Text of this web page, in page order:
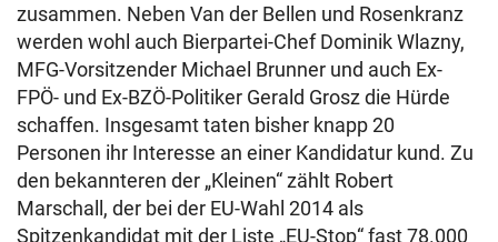
zusammen. Neben Van der Bellen und Rosenkranz
werden wohl auch Bierpartei-Chef Dominik Wlazny,
MFG-Vorsitzender Michael Brunner und auch Ex-
FPÖ- und Ex-BZÖ-Politiker Gerald Grosz die Hürde
schaffen. Insgesamt taten bisher knapp 20
Personen ihr Interesse an einer Kandidatur kund. Zu
den bekannteren der „Kleinen“ zählt Robert
Marschall, der bei der EU-Wahl 2014 als
Spitzenkandidat mit der Liste „EU-Stop“ fast 78.000